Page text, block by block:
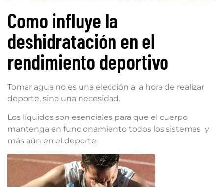
Como influye la
deshidratación en el
rendimiento deportivo
Tomar agua no es una elección a la hora de realizar
deporte, sino una necesidad.
Los líquidos son esenciales para que el cuerpo
mantenga en funcionamiento todos los sistemas y
más aún en el deporte.